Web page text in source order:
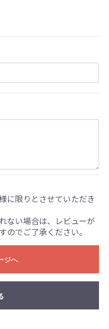
に限りとさせていただき
ない場合は、レビューが
のでご了承ください。
ジへ